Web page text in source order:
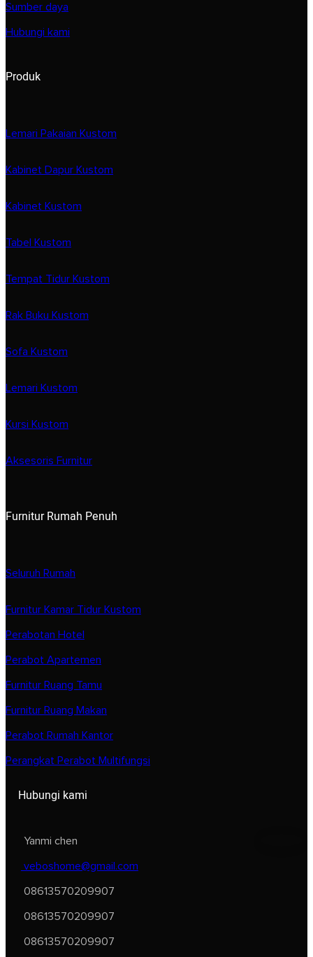
Sumber daya
Hubungi kami
Produk
Lemari Pakaian Kustom
Kabinet Dapur Kustom
Kabinet Kustom
Tabel Kustom
Tempat Tidur Kustom
Rak Buku Kustom
Sofa Kustom
Lemari Kustom
Kursi Kustom
Aksesoris Furnitur
Furnitur Rumah Penuh
Seluruh Rumah
Furnitur Kamar Tidur Kustom
Perabotan Hotel
Perabot Apartemen
Furnitur Ruang Tamu
Furnitur Ruang Makan
Perabot Rumah Kantor
Perangkat Perabot Multifungsi
Hubungi kami
Yanmi chen
veboshome@gmail.com
08613570209907
08613570209907
08613570209907